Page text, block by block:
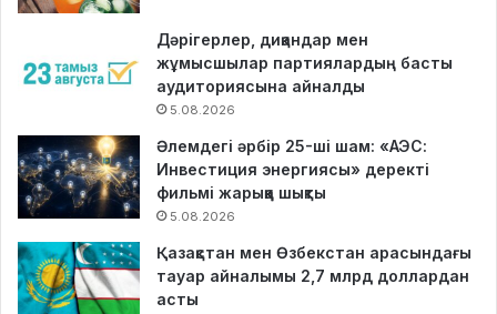
Дәрігерлер, диқандар мен
жұмысшылар партиялардың басты
аудиториясына айналды
5.08.2026
Әлемдегі әрбір 25-ші шам: «АЭС:
Инвестиция энергиясы» деректі
фильмі жарыққа шықты
5.08.2026
Қазақстан мен Өзбекстан арасындағы
тауар айналымы 2,7 млрд доллардан
асты